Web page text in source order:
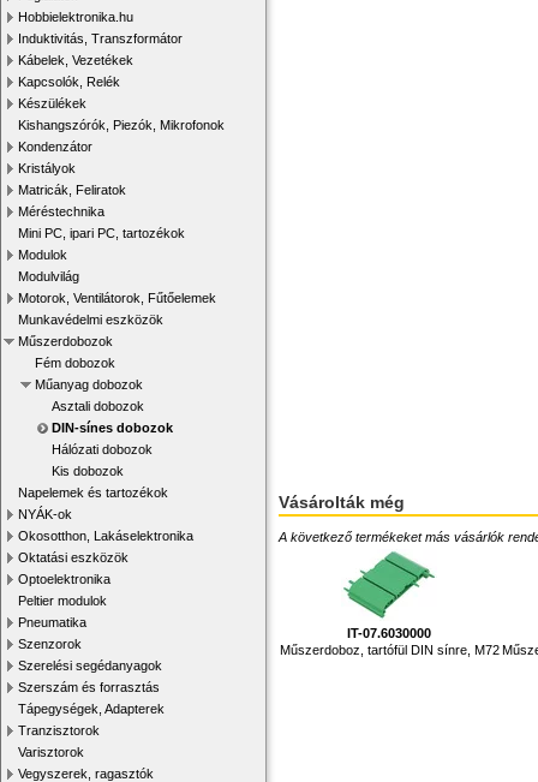
Hobbielektronika.hu
Induktivitás, Transzformátor
Kábelek, Vezetékek
Kapcsolók, Relék
Készülékek
Kishangszórók, Piezók, Mikrofonok
Kondenzátor
Kristályok
Matricák, Feliratok
Méréstechnika
Mini PC, ipari PC, tartozékok
Modulok
Modulvilág
Motorok, Ventilátorok, Fűtőelemek
Munkavédelmi eszközök
Műszerdobozok
Fém dobozok
Műanyag dobozok
Asztali dobozok
DIN-sínes dobozok
Hálózati dobozok
Kis dobozok
Napelemek és tartozékok
NYÁK-ok
Okosotthon, Lakáselektronika
Oktatási eszközök
Optoelektronika
Peltier modulok
Pneumatika
Szenzorok
Szerelési segédanyagok
Szerszám és forrasztás
Tápegységek, Adapterek
Tranzisztorok
Varisztorok
Vegyszerek, ragasztók
Vásárolták még
A következő termékeket más vásárlók
IT-07.6030000
Műszerdoboz, tartófül DIN sínre, M72